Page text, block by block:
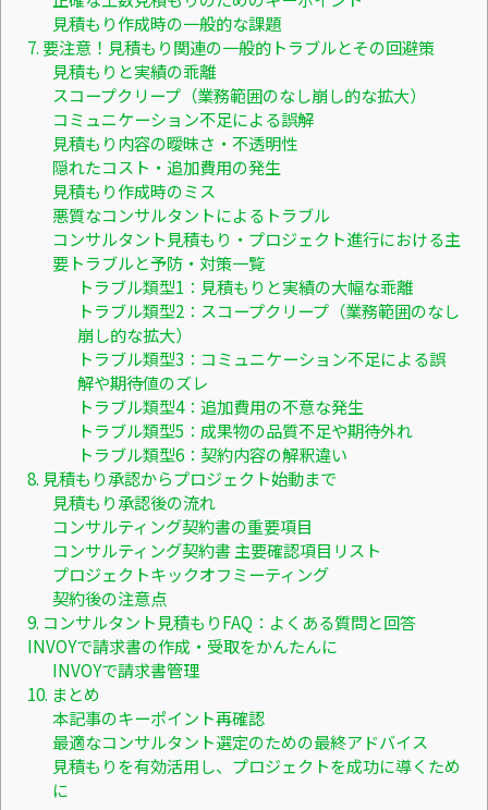
見積もり作成時の一般的な課題
7. 要注意！見積もり関連の一般的トラブルとその回避策
見積もりと実績の乖離
スコープクリープ（業務範囲のなし崩し的な拡大）
コミュニケーション不足による誤解
見積もり内容の曖昧さ・不透明性
隠れたコスト・追加費用の発生
見積もり作成時のミス
悪質なコンサルタントによるトラブル
コンサルタント見積もり・プロジェクト進行における主
要トラブルと予防・対策一覧
トラブル類型1：見積もりと実績の大幅な乖離
トラブル類型2：スコープクリープ（業務範囲のなし
崩し的な拡大）
トラブル類型3：コミュニケーション不足による誤
解や期待値のズレ
トラブル類型4：追加費用の不意な発生
トラブル類型5：成果物の品質不足や期待外れ
トラブル類型6：契約内容の解釈違い
8. 見積もり承認からプロジェクト始動まで
見積もり承認後の流れ
コンサルティング契約書の重要項目
コンサルティング契約書 主要確認項目リスト
プロジェクトキックオフミーティング
契約後の注意点
9. コンサルタント見積もりFAQ：よくある質問と回答
INVOYで請求書の作成・受取をかんたんに
INVOYで請求書管理
10. まとめ
本記事のキーポイント再確認
最適なコンサルタント選定のための最終アドバイス
見積もりを有効活用し、プロジェクトを成功に導くため
に